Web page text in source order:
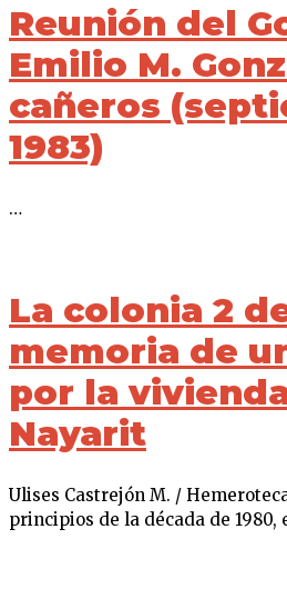
Reunión del
Emilio M.
cañeros
1983)
…
La colonia 2
memoria de
por la
Nayarit
Ulises Castrejón M. /
principios de la década de